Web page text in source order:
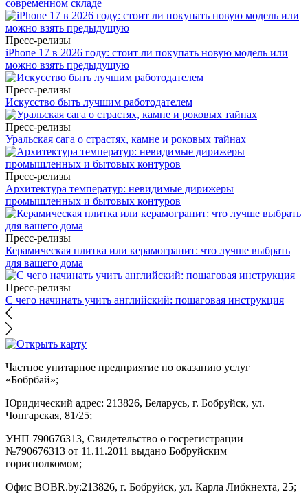
современном складе
Пресс-релизы
iPhone 17 в 2026 году: стоит ли покупать новую модель или
можно взять предыдущую
Пресс-релизы
Искусство быть лучшим работодателем
Пресс-релизы
Уральская сага о страстях, камне и роковых тайнах
Пресс-релизы
Архитектура температур: невидимые дирижеры
промышленных и бытовых контуров
Пресс-релизы
Керамическая плитка или керамогранит: что лучше выбрать
для вашего дома
Пресс-релизы
С чего начинать учить английский: пошаговая инструкция
Частное унитарное предприятие по оказанию услуг
«Бобрбай»;
Юридический адрес: 213826, Беларусь, г. Бобруйск, ул.
Чонгарская, 81/25;
УНП 790676313, Свидетельство о госрегистрации
№790676313 от 11.11.2011 выдано Бобруйским
горисполкомом;
Офис BOBR.by:213826, г. Бобруйск, ул. Карла Либкнехта, 25;